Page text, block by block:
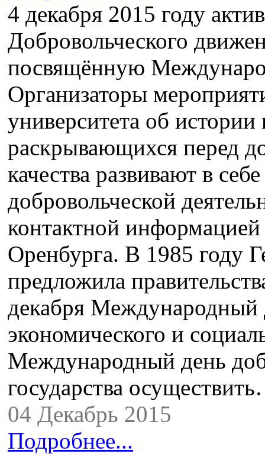
4 декабря 2015 году
Добровольческого
посвящённую
Организаторы
университета об
раскрывающихся перед
качества развивают в
добровольческой
контактной
Оренбурга. В 1985 году
предложила
декабря Международный
экономического и
Международный день
государства
04 Декабрь 2015
Подробнее...